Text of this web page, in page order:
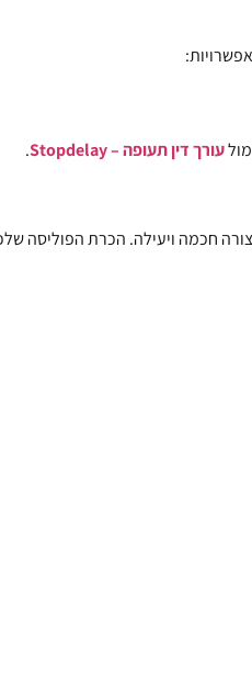
עורך דין תעופה – Stopdelay .
חכמה ויעילה. הכרת הפוליסה